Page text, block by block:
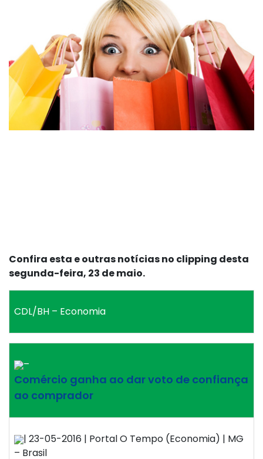
Confira esta e outras notícias no clipping desta
segunda-feira, 23 de maio.
CDL/BH – Economia
–
Comércio ganha ao dar voto de confiança
ao comprador
| 23-05-2016 | Portal O Tempo (Economia) | MG
– Brasil